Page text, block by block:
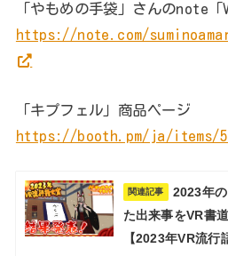
「やもめの手袋」さんのnote「
https://note.com/
「キプフェル」商品ページ
https://booth.pm/ja/items/
関連記事
2023年
た出来事をVR書
【2023年VR流行